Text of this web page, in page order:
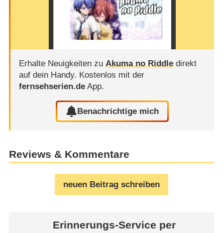
Erhalte Neuigkeiten zu Akuma no Riddledirekt
auf dein Handy. Kostenlos mit der
fernsehserien.deApp.
Benachrichtige mich
Reviews & Kommentare
neuen Beitrag schreiben
Erinnerungs-Service per